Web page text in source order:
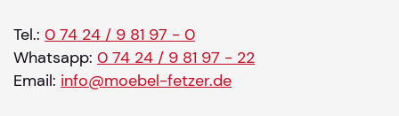
Tel.: 0 74 24 / 9 81 97 - 0
Whatsapp: 0 74 24 / 9 81 97 - 22
Email: info@moebel-fetzer.de